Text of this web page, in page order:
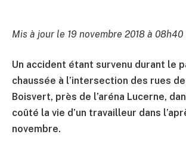
Mis à jour le 19 novembre 2018 à 08h40
Un accident étant survenu durant le
chaussée à l’intersection des rues
Boisvert, près de l’aréna Lucerne,
coûté la vie d’un travailleur dans
novembre.